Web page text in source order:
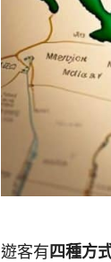
遊客有四種方